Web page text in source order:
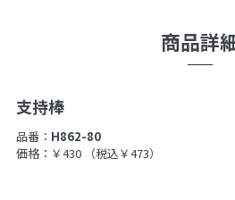
商品詳
支持棒
品番： H862-80
価格：￥430
（税込￥473）